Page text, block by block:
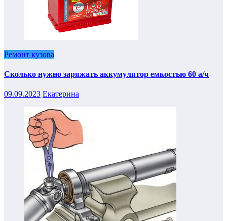
Ремонт кузова
Сколько нужно заряжать аккумулятор емкостью 60 а/ч
09.09.2023 Екатерина